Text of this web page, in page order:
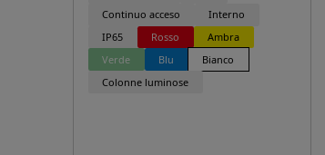
Continuo acceso
Interno
IP65
Rosso
Ambra
Verde
Blu
Bianco
Colonne luminose